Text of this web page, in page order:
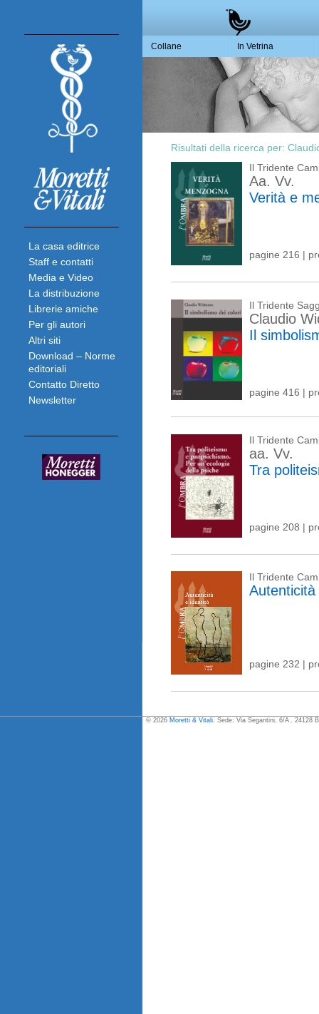
La casa editrice
Staff e contatti
Media e Video
La distribuzione
Librerie amiche
Per gli autori
Altri siti
Download – Norme
editoriali
Contatto Diretto
Newsletter
Collane In Vetrina
Risultati della ricerca per:
Il Tridente
Aa. Vv.
Verità e
pagine 216 |
Il Tridente
Claudio
Il
pagine 416 |
Il Tridente
aa. Vv.
Tra
pagine 208 |
Il Tridente
pagine 232 |
© 2026 Moretti & Vitali . Sede: Via Segantini, 6/A . 24128